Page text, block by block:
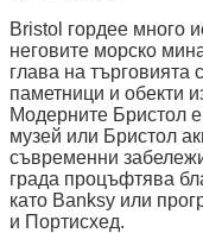
Bristol гордее много
неговите морско
глава на търговията
паметници и обекти
Модерните Бристол
музей или Бристол
съвременни
града процъфтява
като Banksy или
и Портисхед.